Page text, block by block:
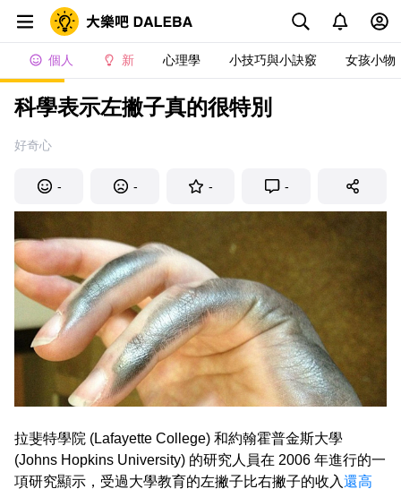
個人 新 心理學 小技巧與小訣竅 女孩小物
科學表示左撇子真的很特別
好奇心
- - - -
拉斐特學院 (Lafayette College) 和約翰霍普金斯大學
(Johns Hopkins University) 的研究人員在 2006 年進行的一
項研究顯示，受過大學教育的左撇子比右撇子的收入還高